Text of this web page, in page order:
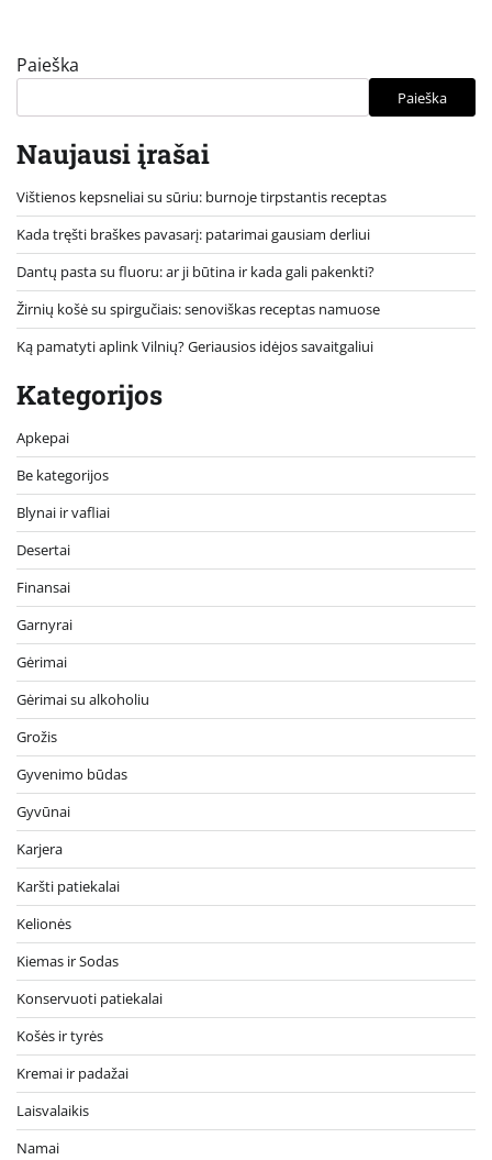
Paieška
Paieška
Naujausi įrašai
Vištienos kepsneliai su sūriu: burnoje tirpstantis receptas
Kada tręšti braškes pavasarį: patarimai gausiam derliui
Dantų pasta su fluoru: ar ji būtina ir kada gali pakenkti?
Žirnių košė su spirgučiais: senoviškas receptas namuose
Ką pamatyti aplink Vilnių? Geriausios idėjos savaitgaliui
Kategorijos
Apkepai
Be kategorijos
Blynai ir vafliai
Desertai
Finansai
Garnyrai
Gėrimai
Gėrimai su alkoholiu
Grožis
Gyvenimo būdas
Gyvūnai
Karjera
Karšti patiekalai
Kelionės
Kiemas ir Sodas
Konservuoti patiekalai
Košės ir tyrės
Kremai ir padažai
Laisvalaikis
Namai